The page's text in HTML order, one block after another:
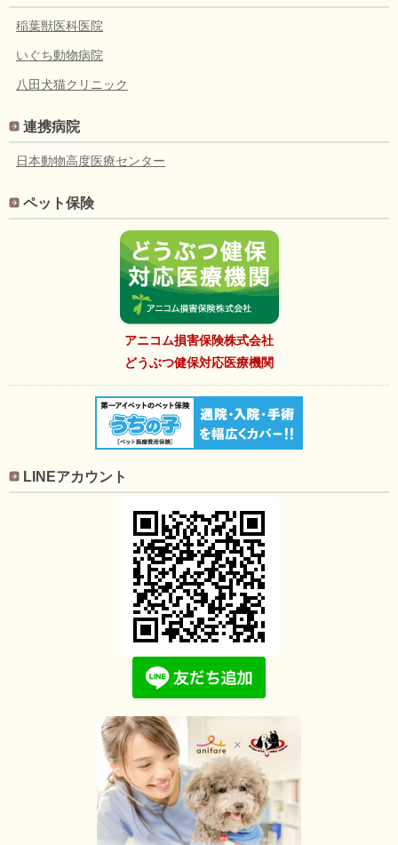
稲葉獣医科医院
いぐち動物病院
八田犬猫クリニック
連携病院
日本動物高度医療センター
ペット保険
アニコム損害保険株式会社
どうぶつ健保対応医療機関
LINEアカウント